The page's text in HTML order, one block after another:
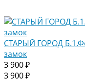
СТАРЫЙ ГОРОД
замок
3 900 ₽
3 900 ₽